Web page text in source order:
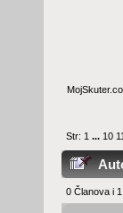
Str: 1 ... 10 11
0 Članova i